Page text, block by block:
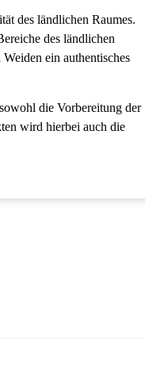
des ländlichen Raumes.
des ländlichen
ein authentisches
die Vorbereitung der
wird hierbei auch die